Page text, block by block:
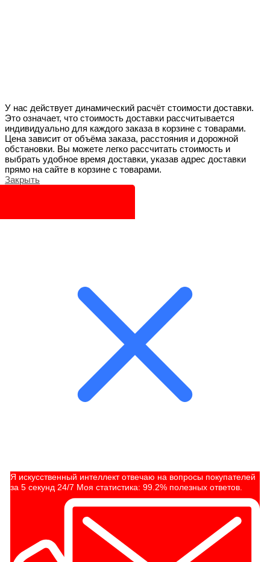
У нас действует динамический расчёт стоимости доставки.
Это означает, что стоимость доставки рассчитывается
индивидуально для каждого заказа в корзине с товарами.
Цена зависит от объёма заказа, расстояния и дорожной
обстановки. Вы можете легко рассчитать стоимость и
выбрать удобное время доставки, указав адрес доставки
прямо на сайте в корзине с товарами.
Закрыть
Я искусственный интеллект отвечаю на вопросы покупателей
за 5 секунд 24/7 Моя статистика: 99.2% полезных ответов.